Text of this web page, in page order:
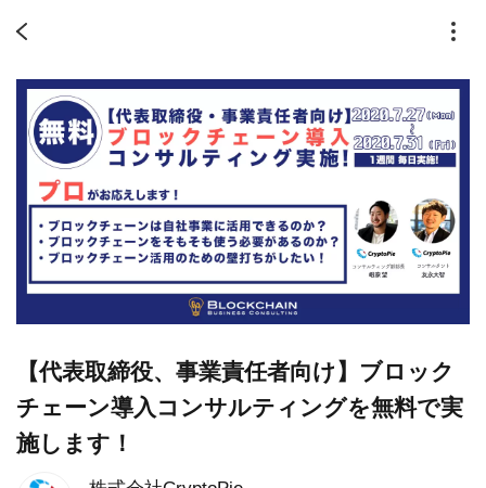
【代表取締役、事業責任者向け】ブロック
チェーン導入コンサルティングを無料で実
施します！